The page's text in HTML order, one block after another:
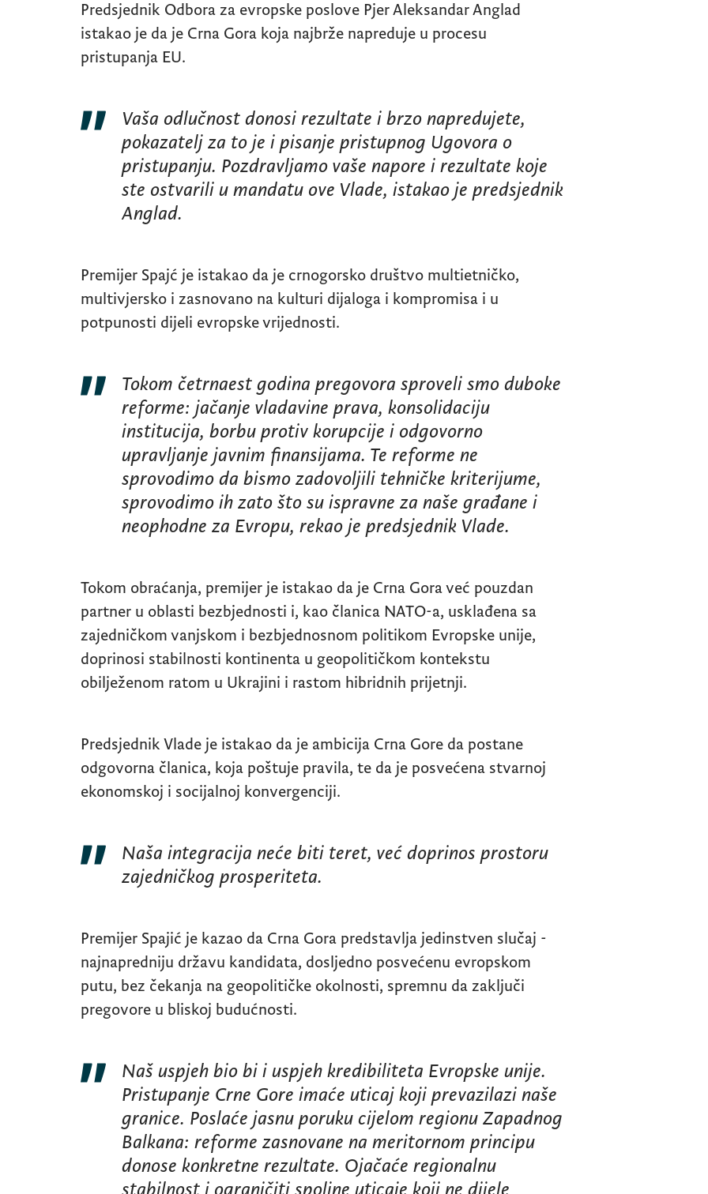
Predsjednik Odbora za evropske poslove Pjer Aleksandar Anglad
istakao je da je Crna Gora koja najbrže napreduje u procesu
pristupanja EU.
Vaša odlučnost donosi rezultate i brzo napredujete,
pokazatelj za to je i pisanje pristupnog Ugovora o
pristupanju. Pozdravljamo vaše napore i rezultate koje
ste ostvarili u mandatu ove Vlade, istakao je predsjednik
Anglad.
Premijer Spajć je istakao da je crnogorsko društvo multietničko,
multivjersko i zasnovano na kulturi dijaloga i kompromisa i u
potpunosti dijeli evropske vrijednosti.
Tokom četrnaest godina pregovora sproveli smo duboke
reforme: jačanje vladavine prava, konsolidaciju
institucija, borbu protiv korupcije i odgovorno
upravljanje javnim finansijama. Te reforme ne
sprovodimo da bismo zadovoljili tehničke kriterijume,
sprovodimo ih zato što su ispravne za naše građane i
neophodne za Evropu, rekao je predsjednik Vlade.
Tokom obraćanja, premijer je istakao da je Crna Gora već pouzdan
partner u oblasti bezbjednosti i, kao članica NATO-a, usklađena sa
zajedničkom vanjskom i bezbjednosnom politikom Evropske unije,
doprinosi stabilnosti kontinenta u geopolitičkom kontekstu
obilježenom ratom u Ukrajini i rastom hibridnih prijetnji.
Predsjednik Vlade je istakao da je ambicija Crna Gore da postane
odgovorna članica, koja poštuje pravila, te da je posvećena stvarnoj
ekonomskoj i socijalnoj konvergenciji.
Naša integracija neće biti teret, već doprinos prostoru
zajedničkog prosperiteta.
Premijer Spajić je kazao da Crna Gora predstavlja jedinstven slučaj -
najnapredniju državu kandidata, dosljedno posvećenu evropskom
putu, bez čekanja na geopolitičke okolnosti, spremnu da zaključi
pregovore u bliskoj budućnosti.
Naš uspjeh bio bi i uspjeh kredibiliteta Evropske unije.
Pristupanje Crne Gore imaće uticaj koji prevazilazi naše
granice. Poslaće jasnu poruku cijelom regionu Zapadnog
Balkana: reforme zasnovane na meritornom principu
donose konkretne rezultate. Ojačaće regionalnu